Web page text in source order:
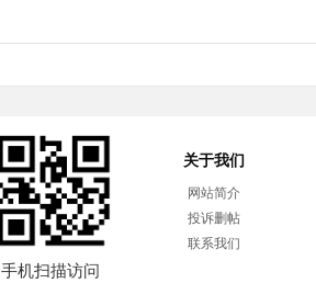
手机扫描访问
关于我们
网站简介
投诉删帖
联系我们